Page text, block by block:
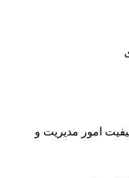
امور مدیریت و